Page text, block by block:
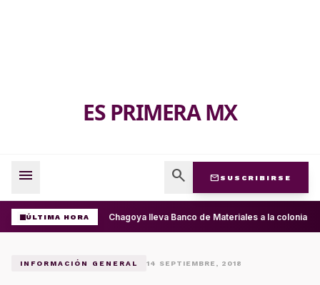
ES PRIMERA MX
menu search mail SUSCRIBIRSE
ÚLTIMA HORA Ray Chagoya lleva Banco de Materiales a la colonia
INFORMACIÓN GENERAL 14 SEPTIEMBRE, 2018